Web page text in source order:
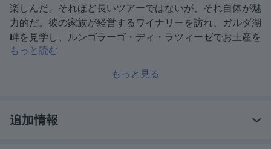
楽しんだ。それほど長いツアーではないが、それ自体が魅
力的だ。彼の家族が経営するワイナリーを訪れ、ガルダ湖
畔を見学し、ルンゴラーゴ・ディ・ラツィーゼでお土産を
買うことができました。
もっと読む
もっと見る
追加情報